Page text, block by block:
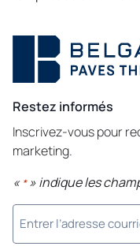
Restez informés
Inscrivez-vous pour
marketing.
« *» indique les